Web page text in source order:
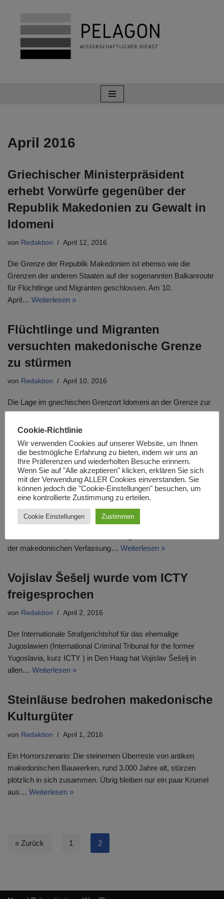
Zum
Inhalt
springen
April 2016
Griechischer Ministerpräsident
erhebt Vorwürfe gegenüber der
Republik Makedonien zu Gewalt in
Idomeni
von Redaktion April 12, 2016
Die Grenze der Republik Makedonien ist ebenso wie die
Grenzen der anderen Staaten auf der sogenannten Balkanroute
für Flüchtlinge und Migranten geschlossen. Am 10.
April… Weiterlesen »
Flüchtlinge und Migranten
versuchten makedonische Grenze
zu stürmen
von Redaktion April 10, 2016
Die Lage im griechischen Grenzort Idomeni an der Grenze zur
Republik Makedonien ist weiterhin angespannt. Etwa 11.000
Flüchtlinge und Migranten harren dort unter
Das makedonische Parlament hat
sich aufgelöst
In der Nacht vom 06. auf den 07. April 2016 hat sich das
der makedonischen Verfassung… Weiterlesen »
Vojislav Šešelj wurde vom ICTY
freigesprochen
von Redaktion April 2, 2016
Der Internationale Strafgerichtshof für das ehemalige
Jugoslawien (International Criminal Tribunal for the former
Yugoslavia, kurz ICTY ) in Den Haag hat Vojislav Šešelj in
allen… Weiterlesen »
Steinläuse bedrohen makedonische
Kulturgüter
von Redaktion April 1, 2016
Ein Horrorszenario: Die steinernen Überreste von antiken
makedonischen Bauwerken, rund 3.000 Jahre alt, stürzen
plötzlich in sich zusammen. Übrig bleiben nur ein paar Krümel
aus… Weiterlesen »
« Zurück 1 2
Cookie-Richtlinie
Wir verwenden Cookies auf unserer Website, um Ihnen
die bestmögliche Erfahrung zu bieten, indem wir uns an
Ihre Präferenzen und wiederholten Besuche erinnern.
Wenn Sie auf "Alle akzeptieren" klicken, erklären Sie sich
mit der Verwendung ALLER Cookies einverstanden. Sie
können jedoch die "Cookie-Einstellungen" besuchen, um
eine kontrollierte Zustimmung zu erteilen.
Cookie Einstellungen Zustimmen